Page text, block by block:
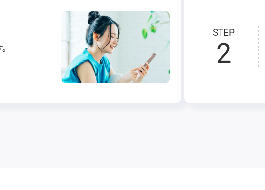
STEP
2